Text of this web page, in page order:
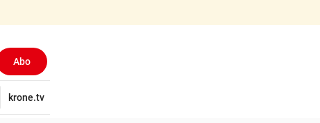
Abo
Wirtschaft
krone.tv